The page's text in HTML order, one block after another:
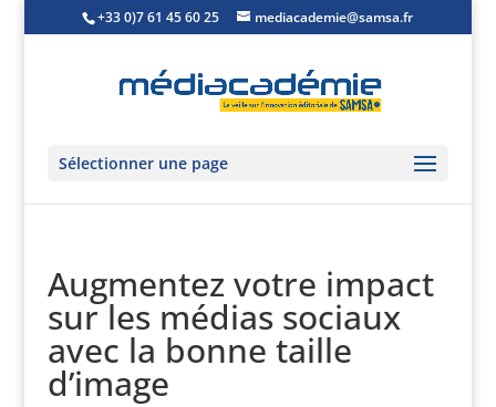
+33 0)7 61 45 60 25 mediacademie@samsa.fr
Sélectionner une page
Augmentez votre impact
sur les médias sociaux
avec la bonne taille
d’image